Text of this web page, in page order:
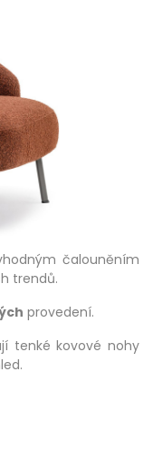
čalouněním
trendů.
provedení.
tenké kovové nohy